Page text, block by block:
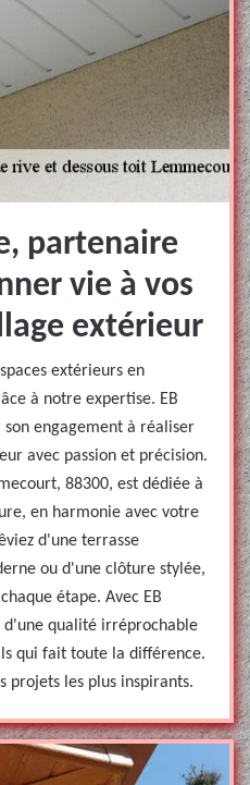
partenaire
vie à vos
extérieur
extérieurs en
à notre expertise. EB
engagement à réaliser
avec passion et précision.
88300, est dédiée à
en harmonie avec votre
d'une terrasse
ou d'une clôture stylée,
étape. Avec EB
d'une qualité irréprochable
qui fait toute la différence.
projets les plus inspirants.